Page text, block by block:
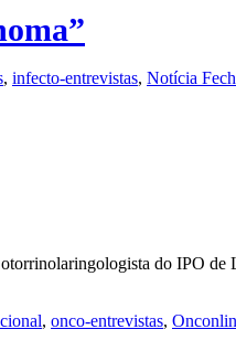
, infecto-entrevistas, Notícia
do IPO de
, onco-entrevistas,